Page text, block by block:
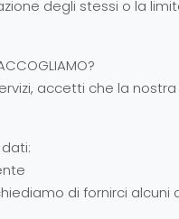
degli stessi o la
accetti che la
di fornirci